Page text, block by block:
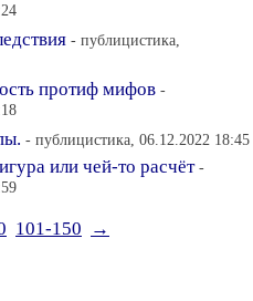
- публицистика,
протиф мифов -
- публицистика, 06.12.2022 18:45
или чей-то расчёт -
101-150
→